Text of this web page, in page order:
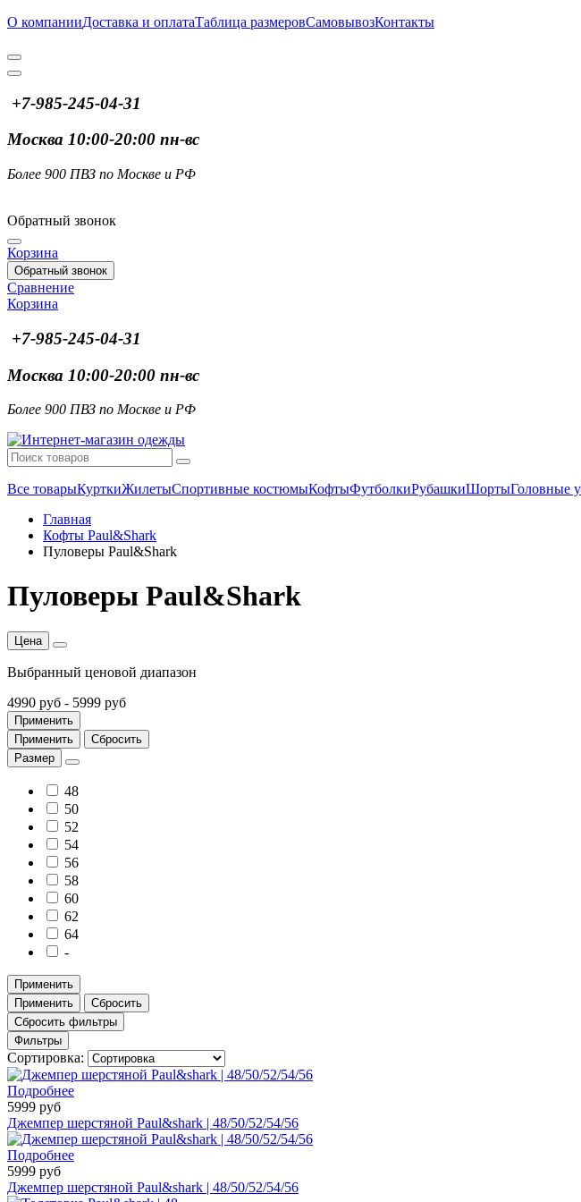
О компанииДоставка и оплатаТаблица размеровСамовывозКонтакты
+7-985-245-04-31
Москва 10:00-20:00 пн-вс
Более 900 ПВЗ по Москве и РФ
Обратный звонок
Корзина
Обратный звонок
Сравнение
Корзина
+7-985-245-04-31
Москва 10:00-20:00 пн-вс
Более 900 ПВЗ по Москве и РФ
Все товарыКурткиЖилетыСпортивные костюмыКофтыФутболкиРубашкиШортыГоловные
Главная
Кофты Paul&Shark
Пуловеры Paul&Shark
Пуловеры Paul&Shark
Цена
Выбранный ценовой диапазон
4990 руб - 5999 руб
Применить
Применить
Сбросить
Размер
48
50
52
54
56
58
60
62
64
-
Применить
Применить
Сбросить
Сбросить фильтры
Фильтры
Сортировка:
Подробнее
5999 руб
Джемпер шерстяной Paul&shark | 48/50/52/54/56
Подробнее
5999 руб
Джемпер шерстяной Paul&shark | 48/50/52/54/56